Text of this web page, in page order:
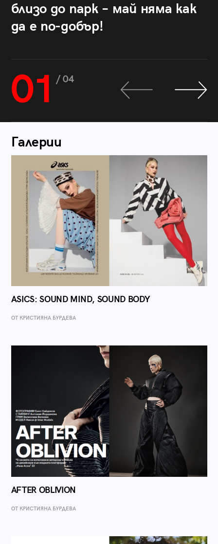
близо до парк – май няма как
да е по-добър!
01 / 04
Галерии
ASICS: SOUND MIND, SOUND BODY
ОТ КРИСТИЯНА БУРДЕВА
AFTER OBLIVION
ОТ КРИСТИЯНА БУРДЕВА